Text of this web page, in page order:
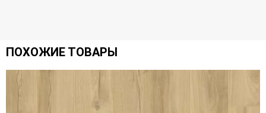
ПОХОЖИЕ ТОВАРЫ